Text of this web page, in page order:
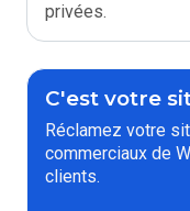
privées.
C'est votre
Réclamez votre
commerciaux de
clients.